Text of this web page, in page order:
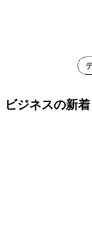
ビジネスの新着